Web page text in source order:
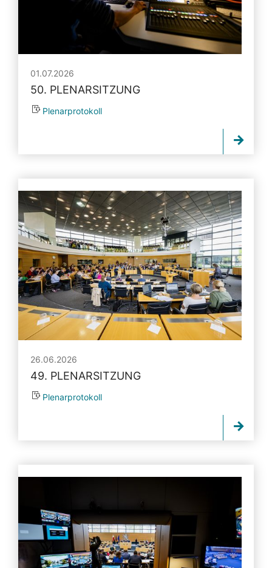
01.07.2026
50. PLENARSITZUNG
Plenarprotokoll
26.06.2026
49. PLENARSITZUNG
Plenarprotokoll